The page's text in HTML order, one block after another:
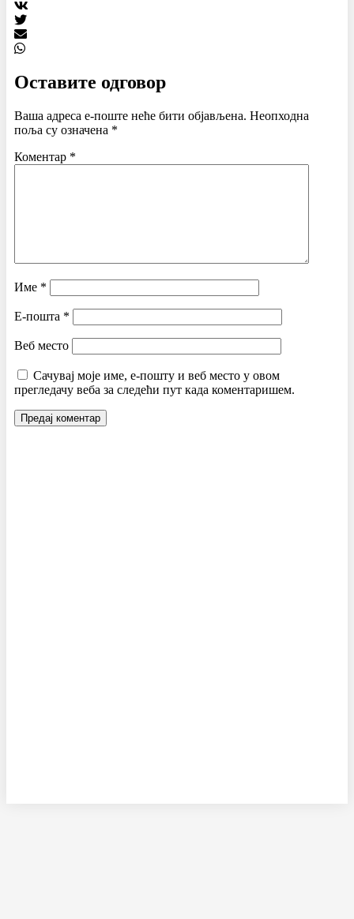
Оставите одговор
Ваша адреса е-поште неће бити објављена. Неопходна
поља су означена *
Коментар *
Име *
Е-пошта *
Веб место
Сачувај моје име, е-пошту и веб место у овом
прегледачу веба за следећи пут када коментаришем.